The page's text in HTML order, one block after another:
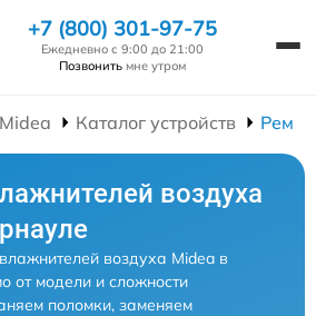
+7 (800) 301-97-75
Ежедневно с 9:00 до 21:00
Позвонить мне утром
Каталог устройств
воздуха
воздуха Midea в
от модели и сложности
поломки, заменяем